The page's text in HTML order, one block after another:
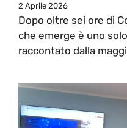
2 Aprile 2026
Dopo oltre sei ore di
che emerge è uno
raccontato dalla